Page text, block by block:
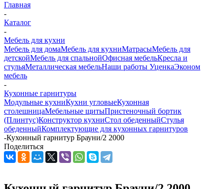
Главная
-
Каталог
-
Мебель для кухни
Мебель для домаМебель для кухниМатраcыМебель для
детскойМебель для спальнойОфисная мебельКресла и
стульяМеталлическая мебельНаши работы УценкаЭконом
мебель
-
Кухонные гарнитуры
Модульные кухниКухни угловыеКухонная
столешницаМебельные щитыПристеночный бортик
(Плинтус)Конструктор кухниСтол обеденныйСтулья
обеденныйКомплектующие для кухонных гарнитуров
-Кухонный гарнитур Брауни/2 2000
Поделиться